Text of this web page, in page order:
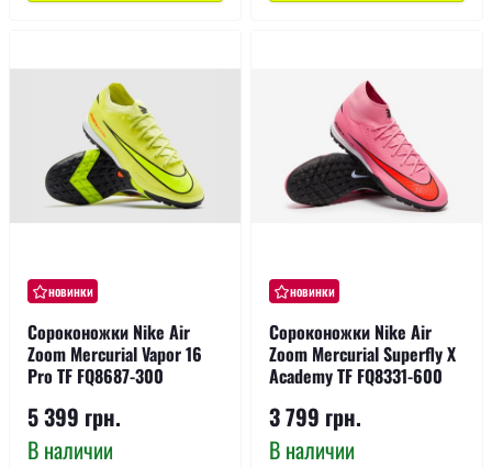
новинки
Сороконожки Nike Air
Zoom Mercurial Vapor 16
Pro TF FQ8687-300
5 399 грн.
В наличии
новинки
Сороконожки Nike Air
Zoom Mercurial Superfly X
Academy TF FQ8331-600
3 799 грн.
В наличии